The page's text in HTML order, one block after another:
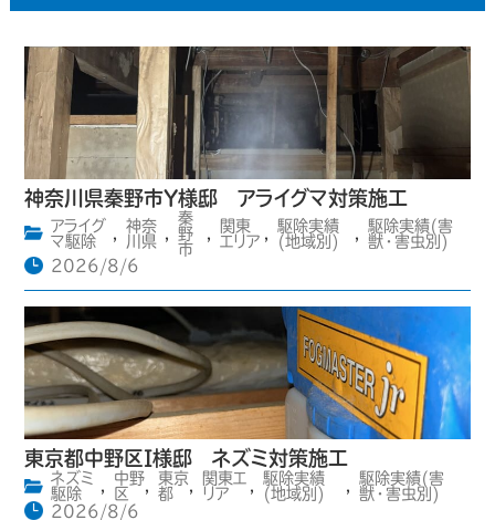
神奈川県秦野市Y様邸 アライグマ対策施工
アライグ
マ駆除
神奈
川県
秦
野
市
関東
エリア
駆除実績
(地域別)
駆除実績(害
獣・害虫別)
2026/8/6
東京都中野区I様邸 ネズミ対策施工
ネズミ
駆除
,
中野
区
,
東京
都
,
関東エ
リア
,
駆除実績
(地域別)
,
駆除実績(害
獣・害虫別)
2026/8/6